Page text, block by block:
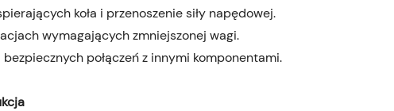
koła i przenoszenie siły napędowej.
wymagających zmniejszonej wagi.
połączeń z innymi komponentami.